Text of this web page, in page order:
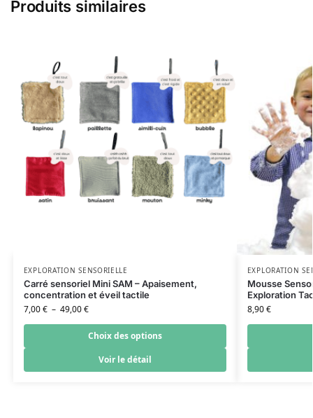
Produits similaires
EXPLORATION SENSORIELLE
Carré sensoriel Mini SAM – Apaisement,
concentration et éveil tactile
7,00€ – 49,00€
Choix des options
Voir le détail
EXPLORATION
Mousse
Exploration
8,90€